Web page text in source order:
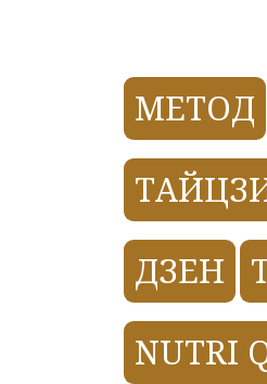
МЕТОД
ДЗЕН
NUTRI